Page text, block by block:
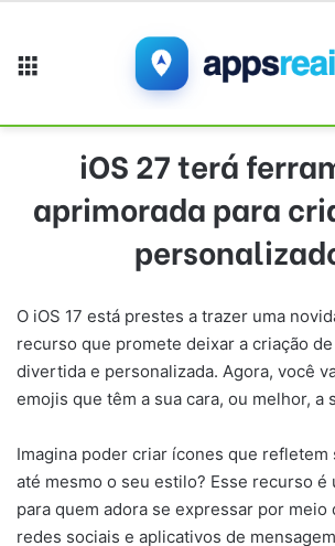
iOS 27 terá
aprimorada para
O iOS 17 está prestes a trazer uma
recurso que promete deixar a criação
divertida e personalizada. Agora, você
emojis que têm a sua cara, ou melhor, a
Imagina poder criar ícones que refletem
até mesmo o seu estilo? Esse recurso é
para quem adora se expressar por meio
redes sociais e aplicativos de